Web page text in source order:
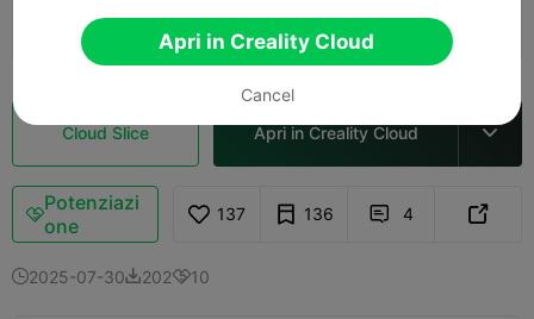
 02h 09m  1 plates  29.95g
Cloud Slice Apri in Creality Cloud 
Potenziazi
one
137 136  4 
2025-07-3020210
Apri in Creality Cloud
Cancel